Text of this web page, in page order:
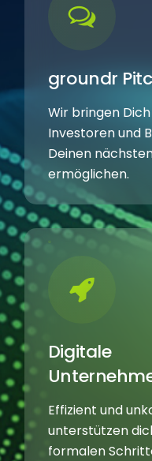
groundr
Wir bringen
Investoren und
Deinen
ermöglichen.
Digitale
Effizient und
unterstützen
formalen